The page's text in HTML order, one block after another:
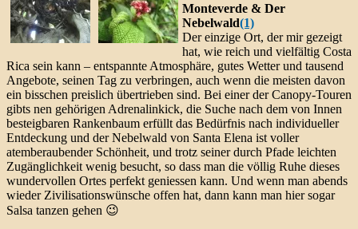
Monteverde & Der
Nebelwald(1)
Der einzige Ort, der mir gezeigt
hat, wie reich und vielfältig Costa
Rica sein kann – entspannte Atmosphäre, gutes Wetter und tausend
Angebote, seinen Tag zu verbringen, auch wenn die meisten davon
ein bisschen preislich übertrieben sind. Bei einer der Canopy-Touren
gibts nen gehörigen Adrenalinkick, die Suche nach dem von Innen
besteigbaren Rankenbaum erfüllt das Bedürfnis nach individueller
Entdeckung und der Nebelwald von Santa Elena ist voller
atemberaubender Schönheit, und trotz seiner durch Pfade leichten
Zugänglichkeit wenig besucht, so dass man die völlig Ruhe dieses
wundervollen Ortes perfekt geniessen kann. Und wenn man abends
wieder Zivilisationswünsche offen hat, dann kann man hier sogar
Salsa tanzen gehen 😉